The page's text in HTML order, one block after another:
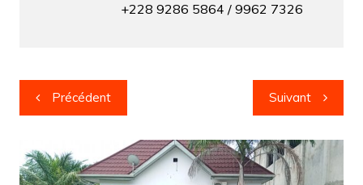
+228 9286 5864 / 9962 7326
Navigation
de
Précédent Suivant